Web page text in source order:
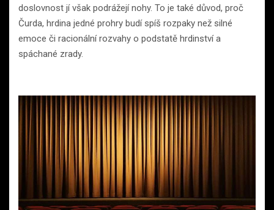
doslovnost jí však podrážejí nohy. To je také důvod, proč
Čurda, hrdina jedné prohry budí spíš rozpaky než silné
emoce či racionální rozvahy o podstatě hrdinství a
spáchané zrady.